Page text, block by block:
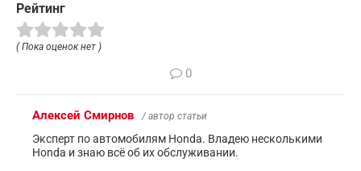
Рейтинг
( Пока оценок нет )
0
Алексей Смирнов / автор статьи
Эксперт по автомобилям Honda. Владею несколькими
Honda и знаю всё об их обслуживании.